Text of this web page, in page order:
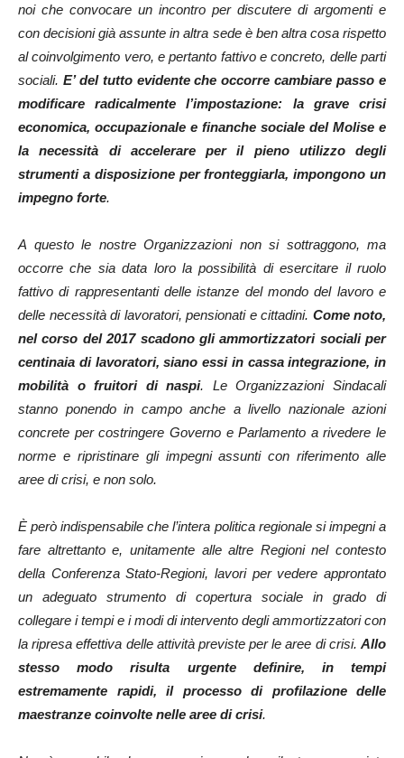
noi che convocare un incontro per discutere di argomenti e
con decisioni già assunte in altra sede è ben altra cosa rispetto
al coinvolgimento vero, e pertanto fattivo e concreto, delle parti
sociali. E’ del tutto evidente che occorre cambiare passo e
modificare radicalmente l’impostazione: la grave crisi
economica, occupazionale e finanche sociale del Molise e
la necessità di accelerare per il pieno utilizzo degli
strumenti a disposizione per fronteggiarla, impongono un
impegno forte.
A questo le nostre Organizzazioni non si sottraggono, ma
occorre che sia data loro la possibilità di esercitare il ruolo
fattivo di rappresentanti delle istanze del mondo del lavoro e
delle necessità di lavoratori, pensionati e cittadini. Come noto,
nel corso del 2017 scadono gli ammortizzatori sociali per
centinaia di lavoratori, siano essi in cassa integrazione, in
mobilità o fruitori di naspi. Le Organizzazioni Sindacali
stanno ponendo in campo anche a livello nazionale azioni
concrete per costringere Governo e Parlamento a rivedere le
norme e ripristinare gli impegni assunti con riferimento alle
aree di crisi, e non solo.
È però indispensabile che l’intera politica regionale si impegni a
fare altrettanto e, unitamente alle altre Regioni nel contesto
della Conferenza Stato-Regioni, lavori per vedere approntato
un adeguato strumento di copertura sociale in grado di
collegare i tempi e i modi di intervento degli ammortizzatori con
la ripresa effettiva delle attività previste per le aree di crisi. Allo
stesso modo risulta urgente definire, in tempi
estremamente rapidi, il processo di profilazione delle
maestranze coinvolte nelle aree di crisi.